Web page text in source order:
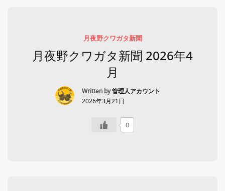
月夜野クワガタ新聞
月夜野クワガタ新聞 2026年4
月
Written by管理人アカウント
2026年3月21日
0